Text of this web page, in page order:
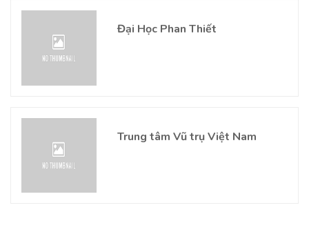
Đại Học Phan Thiết
Trung tâm Vũ trụ Việt Nam